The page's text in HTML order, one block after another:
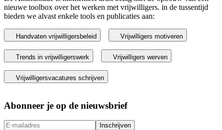
nieuwe toolbox over het werken met vrijwilligers. in de tussentijd
bieden we alvast enkele tools en publicaties aan:
Handvaten vrijwilligersbeleid Vrijwilligers motiveren
Trends in vrijwilligerswerk Vrijwilligers werven
Vrijwilligersvacatures schrijven
Abonneer je op de nieuwsbrief
Inschrijven